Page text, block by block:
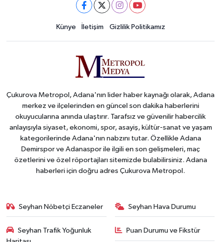
Künye İletişim Gizlilik Politikamız
Çukurova Metropol, Adana'nın lider haber kaynağı olarak, Adana
merkez ve ilçelerinden en güncel son dakika haberlerini
okuyucularına anında ulaştırır. Tarafsız ve güvenilir habercilik
anlayışıyla siyaset, ekonomi, spor, asayiş, kültür-sanat ve yaşam
kategorilerinde Adana'nın nabzını tutar. Özellikle Adana
Demirspor ve Adanaspor ile ilgili en son gelişmeleri, maç
özetlerini ve özel röportajları sitemizde bulabilirsiniz. Adana
haberleri için doğru adres Çukurova Metropol.
Seyhan Nöbetçi Eczaneler Seyhan Hava Durumu
Seyhan Trafik Yoğunluk
Puan Durumu ve Fikstür